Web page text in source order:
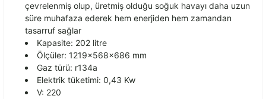
çevrelenmiş olup, üretmiş olduğu soğuk havayı daha uzun
süre muhafaza ederek hem enerjiden hem zamandan
tasarruf sağlar
Kapasite: 202 litre
Ölçüler: 1219x568x686 mm
Gaz türü: r134a
Elektrik tüketimi: 0,43 Kw
V: 220